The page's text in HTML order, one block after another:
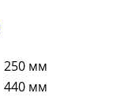
250 мм
440 мм